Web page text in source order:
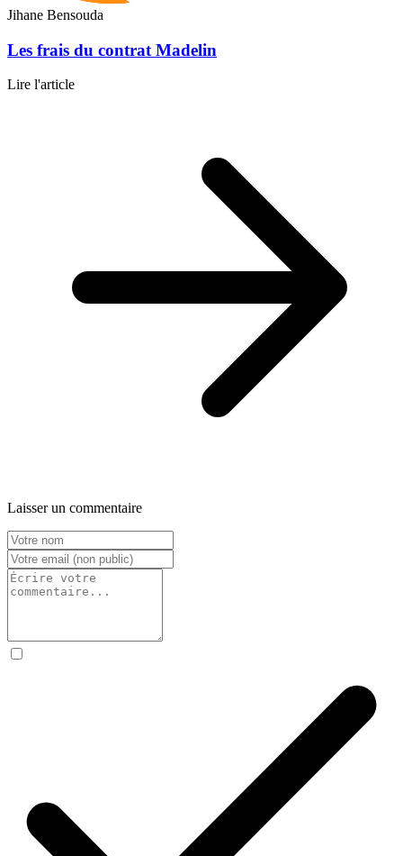
Jihane Bensouda
Les frais du contrat Madelin
Lire l'article
Laisser un commentaire